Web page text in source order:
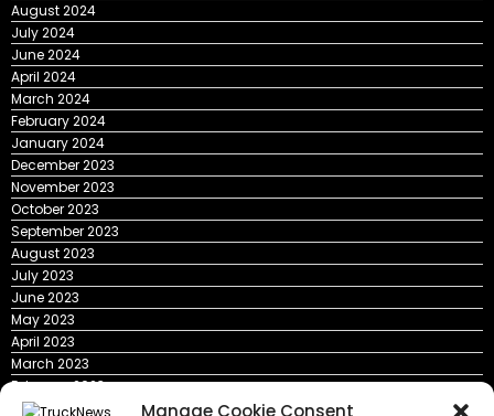
Manage Cookie Consent
August 2024
July 2024
June 2024
April 2024
March 2024
February 2024
January 2024
December 2023
November 2023
October 2023
September 2023
August 2023
July 2023
June 2023
May 2023
April 2023
March 2023
February 2023
January 2023